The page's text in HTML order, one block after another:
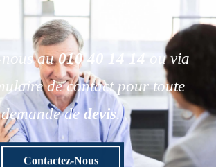
nous au010 40 14 14
ou via
de contact pour toute
demande de devis.
Contactez-Nous